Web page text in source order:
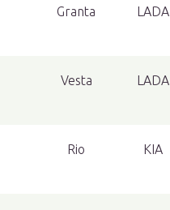
Granta LADA
Vesta LADA
Rio KIA